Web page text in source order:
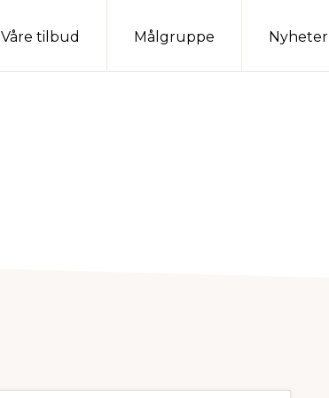
Våre tilbud Målgruppe Nyheter